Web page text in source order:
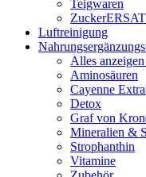
Teigwaren
Luftreinigung
Alles
Aminosäuren
Cayenne
Detox
Graf von
Mineralien &
Strophanthin
Vitamine